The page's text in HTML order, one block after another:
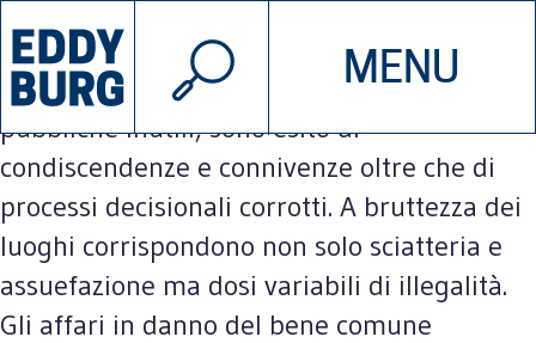
MENU
INIZIATIVE CHI SIAMO
SOSTIENICI CONTATTACI
© 2026 EDDYBURG
Speculazioni edilizie smodate, abusi,
inquinamenti, torri eoliche a go go, opere
pubbliche inutili, sono esito di
condiscendenze e connivenze oltre che di
processi decisionali corrotti. A bruttezza dei
luoghi corrispondono non solo sciatteria e
assuefazione ma dosi variabili di illegalità.
Gli affari in danno del bene comune